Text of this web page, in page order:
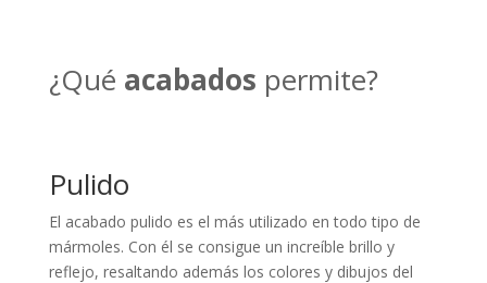
¿Qué acabados permite?
Pulido
El acabado pulido es el más utilizado en todo tipo de
mármoles. Con él se consigue un increíble brillo y
reflejo, resaltando además los colores y dibujos del